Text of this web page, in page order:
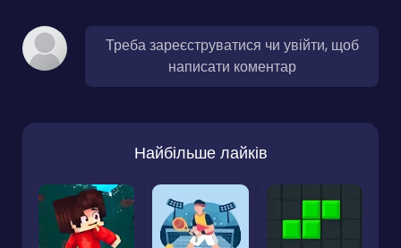
Треба зареєструватися чи увійти, щоб
написати коментар
Найбільше лайків